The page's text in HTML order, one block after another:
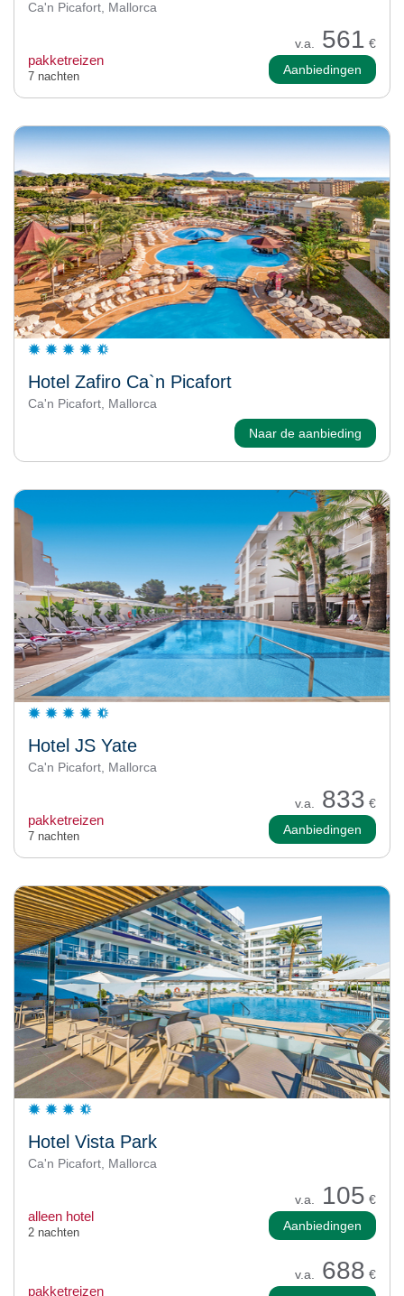
Ca'n Picafort, Mallorca
v.a. 561 €
pakketreizen
7 nachten Aanbiedingen
Hotel Zafiro Ca`n Picafort
Ca'n Picafort, Mallorca
Naar de aanbieding
Hotel JS Yate
Ca'n Picafort, Mallorca
v.a. 833 €
pakketreizen
7 nachten Aanbiedingen
Hotel Vista Park
Ca'n Picafort, Mallorca
v.a. 105 €
alleen hotel
2 nachten Aanbiedingen
v.a. 688 €
pakketreizen